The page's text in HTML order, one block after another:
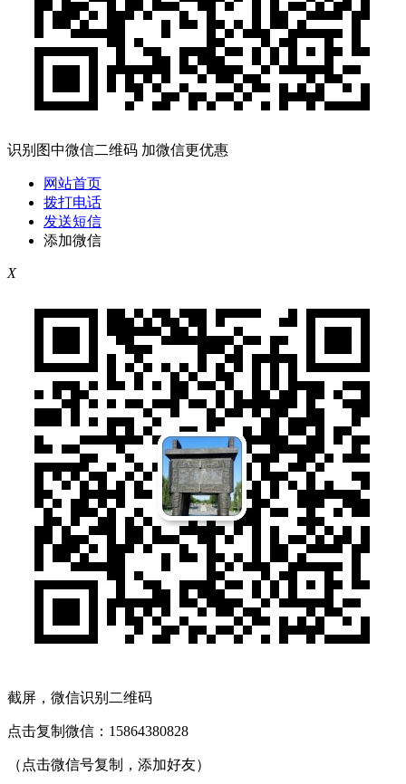
识别图中微信二维码 加微信更优惠
网站首页
拨打电话
发送短信
添加微信
X
截屏，微信识别二维码
点击复制微信：15864380828
（点击微信号复制，添加好友）